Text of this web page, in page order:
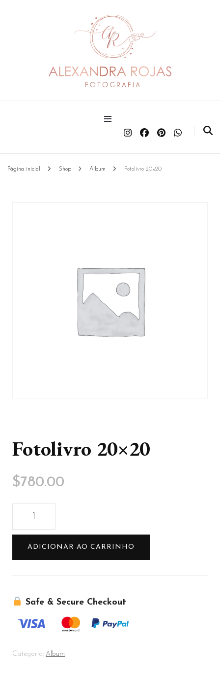
Alexandra Rojas Fotografia
Estúdio de Fotografia profissional de gestante , recém nascido, crianças, corporativo,
Página inicial Shop Album Fotolivro 20×20
Fotolivro 20×20
$780.00
Fotolivro
20x20
quantidade
ADICIONAR AO CARRINHO
Safe & Secure Checkout
Categoria: Album